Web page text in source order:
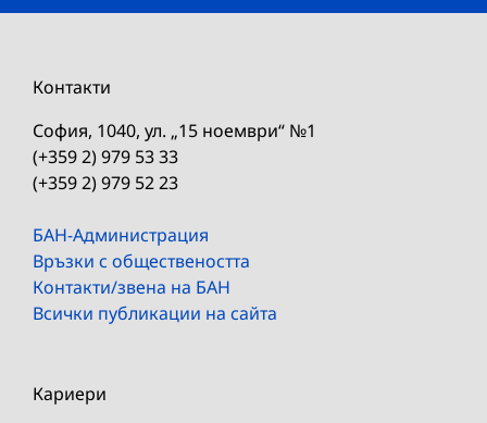
Контакти
София, 1040, ул. „15 ноември“ №1
(+359 2) 979 53 33
(+359 2) 979 52 23
БАН-Администрация
Връзки с обществеността
Контакти/звена на БАН
Всички публикации на сайта
Кариери